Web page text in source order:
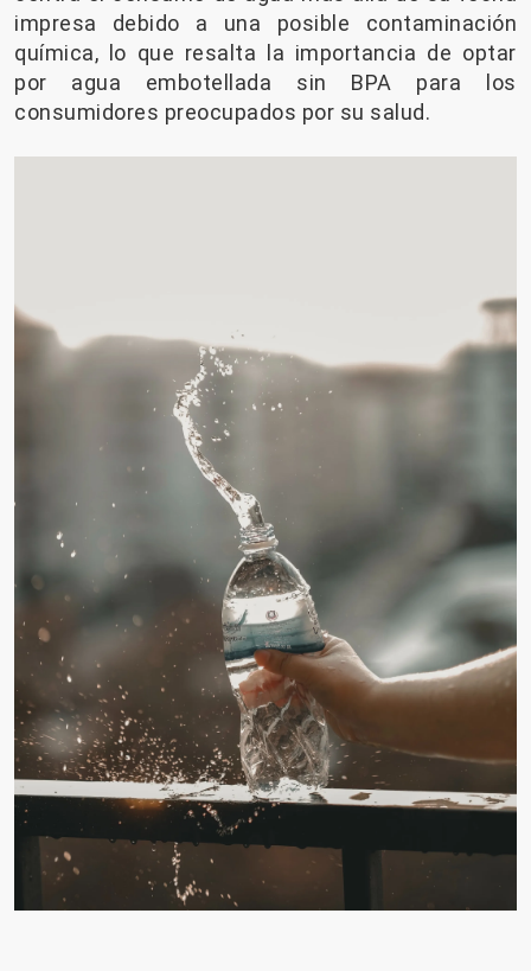
impresa debido a una posible contaminación
química, lo que resalta la importancia de optar
por agua embotellada sin BPA para los
consumidores preocupados por su salud.